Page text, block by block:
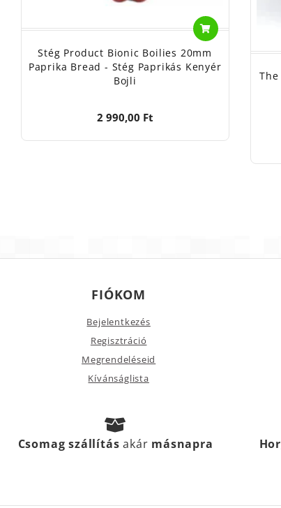
Stég Product Bionic Boilies 20mm
Paprika Bread - Stég Paprikás Kenyér
Bojli
2 990,00 Ft
FIÓKOM
Bejelentkezés
Regisztráció
Megrendeléseid
Kívánságlista
Csomag szállításakár másnapra